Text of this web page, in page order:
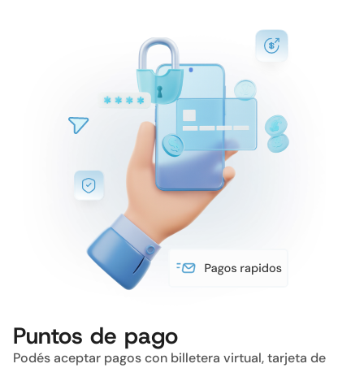
Puntos de pago
Podés aceptar pagos con billetera virtual, tarjeta de